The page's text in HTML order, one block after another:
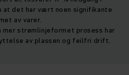
at det har vært noen signifikante
av varer.
mer strømlinjeformet prosess har
av plassen og feilfri drift.